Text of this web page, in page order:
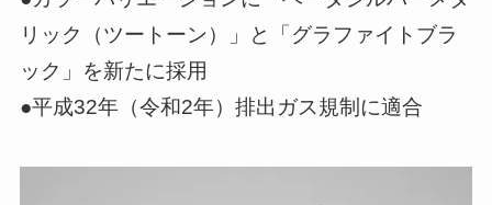
リック（ツートーン）」と「グラファイトブラ
ック」を新たに採用
●平成32年（令和2年）排出ガス規制に適合